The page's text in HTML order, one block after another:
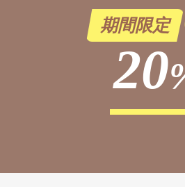
期間限定
20